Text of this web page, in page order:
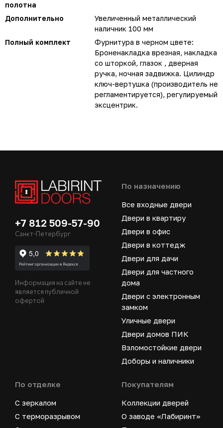
полотна
Дополнительно
Увеличенный металлический
наличник 100 мм
Полный комплект
Фурнитура в черном цвете:
Броненакладка врезная, накладка
со шторкой, глазок , дверная
ручка, ночная задвижка. Цилиндр
ключ-вертушка (производитель не
регламентируется), регулируемый
эксцентрик.
+7 812 509-57-90
Санкт-Петербург
Информация на сайте не
является публичной
офертой
По назначению
Все входные двери
Двери в квартиру
Двери в офис
Двери в коттедж
Двери для дачи
Двери для частного
дома
Двери с электронным
замком
Уличные двери
Двери домов ПИК
Взломостойкие двери
Доборы и наличники
По отделке
С зеркалом
С терморазрывом
Покупателям
Коллекции дверей
О заводе «Лабиринт»